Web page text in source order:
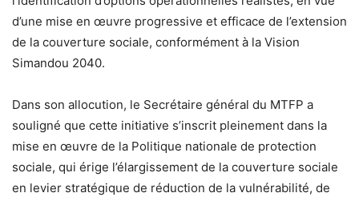
d’une mise en œuvre progressive et efficace de l’extension
de la couverture sociale, conformément à la Vision
Simandou 2040.
Dans son allocution, le Secrétaire général du MTFP a
souligné que cette initiative s’inscrit pleinement dans la
mise en œuvre de la Politique nationale de protection
sociale, qui érige l’élargissement de la couverture sociale
en levier stratégique de réduction de la vulnérabilité, de